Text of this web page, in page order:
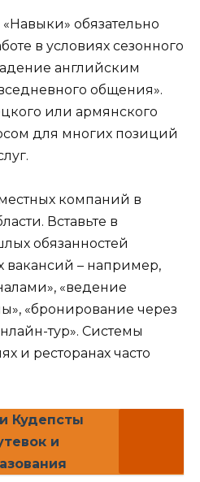
обязательно
в условиях сезонного
английским
общения».
или армянского
для многих позиций
компаний в
Вставьте в
обязанностей
вакансий – например,
«ведение
«бронирование через
тур». Системы
и ресторанах часто
Кудепсты
и